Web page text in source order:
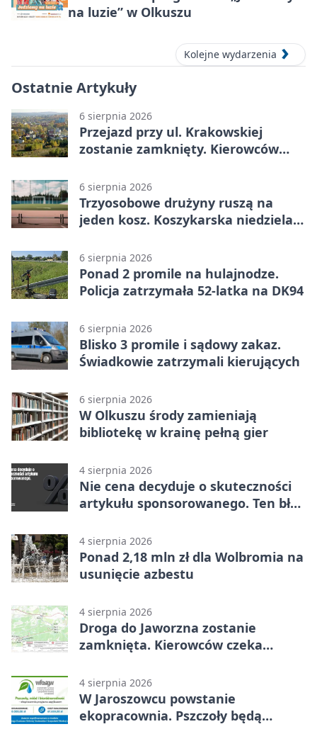
na luzie” w Olkuszu
Kolejne wydarzenia
Ostatnie Artykuły
6 sierpnia 2026
Przejazd przy ul. Krakowskiej
zostanie zamknięty. Kierowców
6 sierpnia 2026
Trzyosobowe drużyny ruszą na
jeden kosz. Koszykarska niedziela
6 sierpnia 2026
Ponad 2 promile na hulajnodze.
Policja zatrzymała 52-latka na DK94
6 sierpnia 2026
Blisko 3 promile i sądowy zakaz.
Świadkowie zatrzymali kierujących
6 sierpnia 2026
W Olkuszu środy zamieniają
bibliotekę w krainę pełną gier
4 sierpnia 2026
Nie cena decyduje o skuteczności
artykułu sponsorowanego. Ten błąd
4 sierpnia 2026
Ponad 2,18 mln zł dla Wolbromia na
usunięcie azbestu
4 sierpnia 2026
Droga do Jaworzna zostanie
zamknięta. Kierowców czeka
4 sierpnia 2026
W Jaroszowcu powstanie
ekopracownia. Pszczoły będą